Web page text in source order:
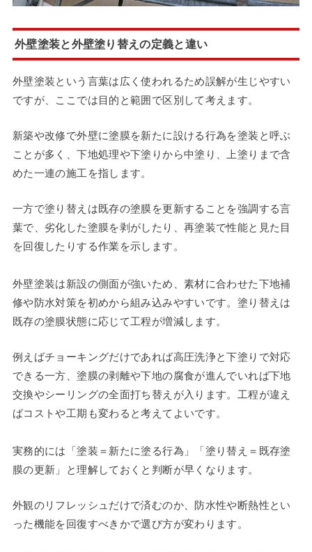
外壁塗装と外壁塗り替えの定義と違い
外壁塗装という言葉は広く使われるため誤解が生じやすい
ですが、ここでは目的と範囲で区別して考えます。
新築や改修で外壁に塗膜を新たに設ける行為を塗装と呼ぶ
ことが多く、下地処理や下塗りから中塗り、上塗りまで含
めた一連の施工を指します。
一方で塗り替えは既存の塗膜を更新することを強調する言
葉で、劣化した塗膜を剥がしたり、再塗装で性能と見た目
を回復したりする作業を示します。
外壁塗装は新設の側面が強いため、素材に合わせた下地補
修や防水対策を初めから組み込みやすいです。塗り替えは
既存の塗膜状態に応じて工程が増減します。
例えばチョーキングだけであれば高圧洗浄と下塗りで対応
できる一方、塗膜の剥離や下地の腐食が進んでいれば下地
交換やシーリングの全面打ち替えが入ります。工程が違え
ばコストや工期も変わると考えてよいです。
実務的には「塗装＝新たに塗る行為」「塗り替え＝既存塗
膜の更新」と理解しておくと判断が早くなります。
外観のリフレッシュだけで済むのか、防水性や断熱性とい
った機能を回復すべきかで選び方が変わります。